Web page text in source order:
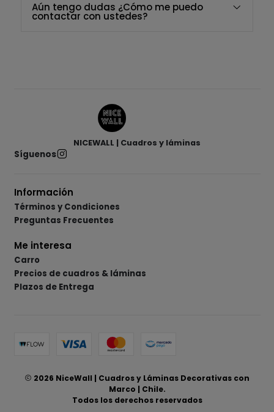
Aún tengo dudas ¿Cómo me puedo
contactar con ustedes?
NICEWALL | Cuadros y láminas
Síguenos
Información
Términos y Condiciones
Preguntas Frecuentes
Me interesa
Carro
Precios de cuadros & láminas
Plazos de Entrega
2026 NiceWall | Cuadros y Láminas Decorativas con
Marco | Chile.
Todos los derechos reservados